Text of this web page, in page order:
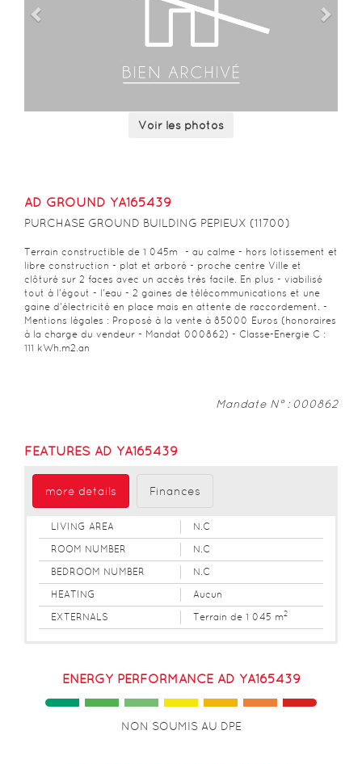
Account
Voir les photos
AD GROUND YA165439
​PURCHASE GROUND BUILDING PEPIEUX (11700)
Terrain constructible de 1 045m² - au calme - hors lotissement et
libre construction - plat et arboré - proche centre Ville et
clôturé sur 2 faces avec un accès très facile. En plus - viabilisé
tout à l'égout - l'eau - 2 gaines de télécommunications et une
gaine d'électricité en place mais en attente de raccordement. -
Mentions légales : Proposé à la vente à 85000 Euros (honoraires
à la charge du vendeur - Mandat 000862) - Classe-Energie C :
111 kWh.m2.an
Mandate N° : 000862
​FEATURES AD YA165439
more details Finances
​LIVING AREA
N.C
ROOM NUMBER
N.C
BEDROOM NUMBER
N.C
​HEATING
Aucun
EXTERNALS
Terrain de 1 045 m2
ENERGY PERFORMANCE AD YA165439
NON SOUMIS AU DPE